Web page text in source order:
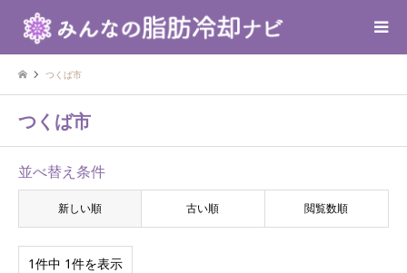
つくば市
つくば市
並べ替え条件
新しい順 古い順 閲覧数順
1件中 1件を表示